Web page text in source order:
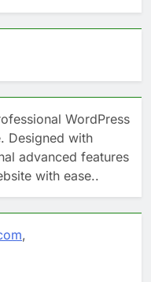
WordPress
Designed with
advanced features
with ease..
,